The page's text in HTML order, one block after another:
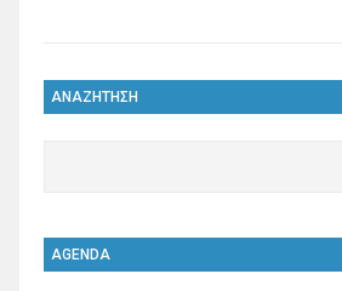
ΑΝΑΖΗΤΗΣΗ
AGENDA